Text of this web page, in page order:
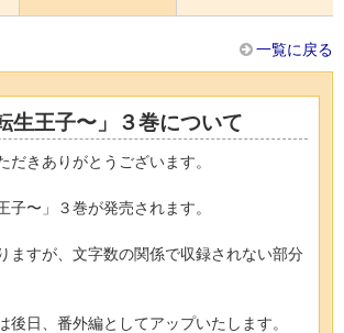
一覧に戻る
生王子〜」３巻について
だきありがとうございます。
子〜」３巻が発売されます。
ますが、文字数の関係で収録されない部分
後日、番外編としてアップいたします。